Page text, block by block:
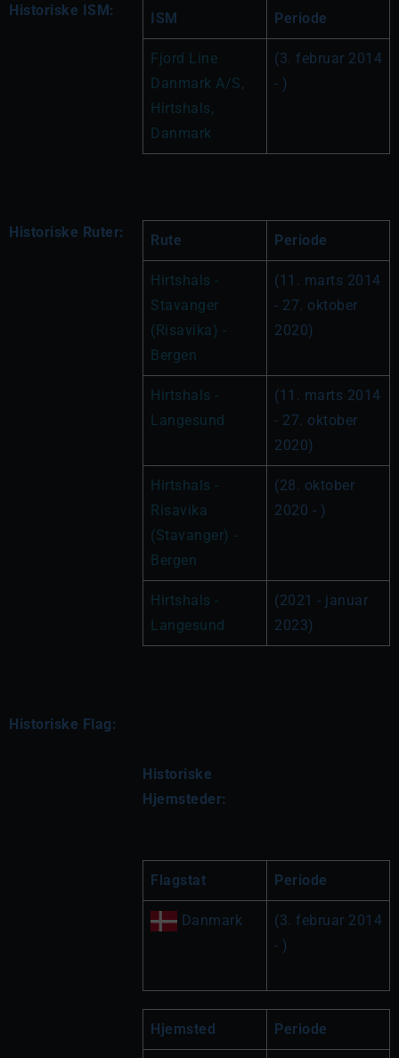
Historiske ISM: ISM Periode
Fjord Line
Danmark A/S,
Hirtshals,
Danmark
(3. februar 2014
- )
Historiske Ruter: Rute Periode
Hirtshals -
Stavanger
(Risavika) -
Bergen
(11. marts 2014
- 27. oktober
2020)
Hirtshals -
Langesund
(11. marts 2014
- 27. oktober
2020)
Hirtshals -
Risavika
(Stavanger) -
Bergen
(28. oktober
2020 - )
Hirtshals -
Langesund
(2021 - januar
2023)
Historiske Flag:
Historiske
Hjemsteder:
Flagstat Periode
Danmark
(3. februar 2014
- )
Hjemsted Periode